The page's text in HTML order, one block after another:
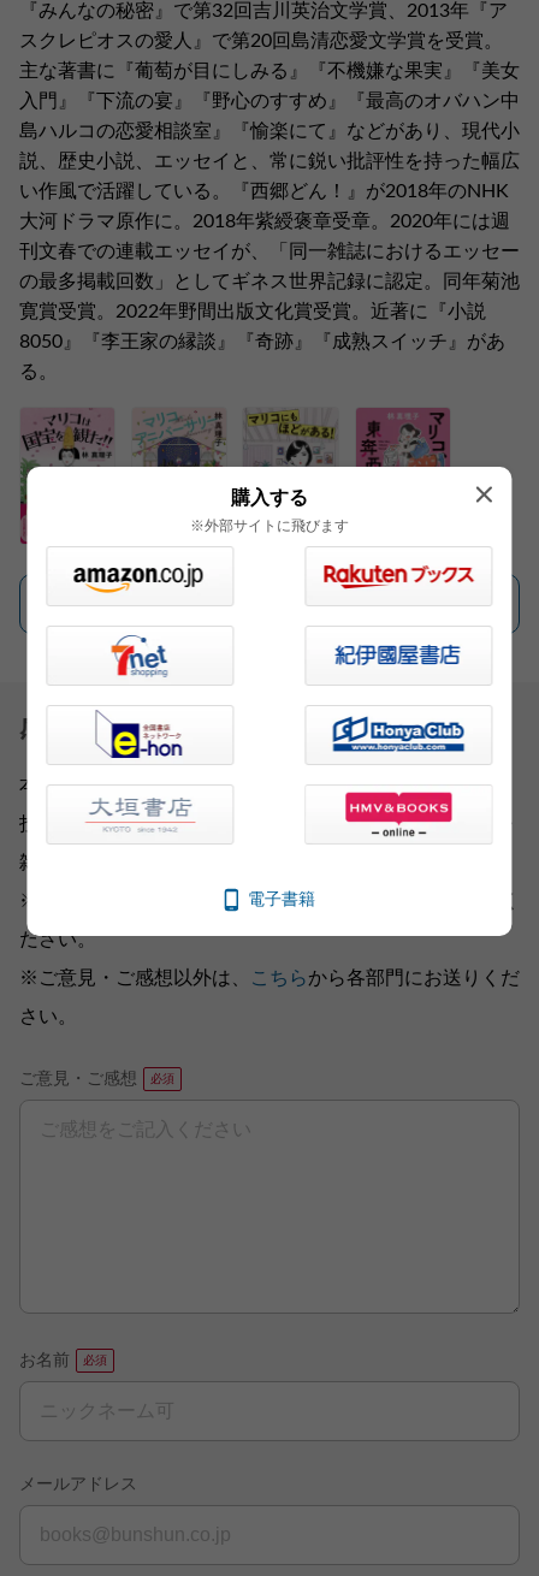
『みんなの秘密』で第32回吉川英治文学賞、2013年『ア
スクレピオスの愛人』で第20回島清恋愛文学賞を受賞。
主な著書に『葡萄が目にしみる』『不機嫌な果実』『美女
入門』『下流の宴』『野心のすすめ』『最高のオバハン中
島ハルコの恋愛相談室』『愉楽にて』などがあり、現代小
説、歴史小説、エッセイと、常に鋭い批評性を持った幅広
い作風で活躍している。『西郷どん！』が2018年のNHK
大河ドラマ原作に。2018年紫綬褒章受章。2020年には週
刊文春での連載エッセイが、「同一雑誌におけるエッセー
の最多掲載回数」としてギネス世界記録に認定。同年菊池
寛賞受賞。2022年野間出版文化賞受賞。近著に『小説
8050』『李王家の縁談』『奇跡』『成熟スイッチ』があ
る。
一覧を見る
感想を送る
本書をお読みになったご意見・ご感想をお寄せください。
投稿されたお客様の声は、弊社ウェブサイト、また新聞・
雑誌広告などに掲載させていただく場合がございます。
※いただいた内容へのご返信は致しかねますのでご了承く
ださい。
※ご意見・ご感想以外は、
こちらから各部門にお送りくだ
さい。
ご意見・ご感想
お名前
メールアドレス
購入する
※外部サイトに飛びます
電子書籍